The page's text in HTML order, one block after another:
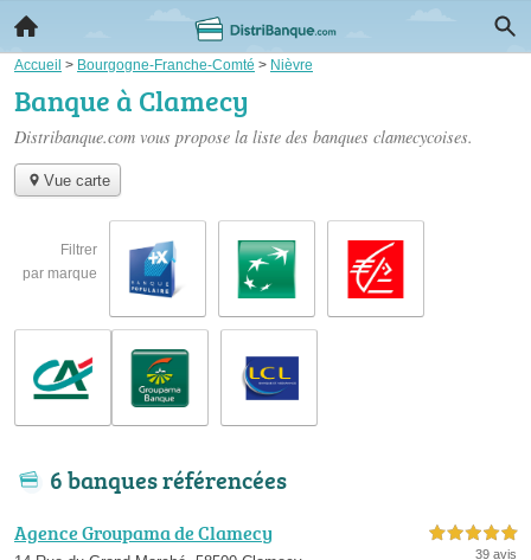
Accueil > Bourgogne-Franche-Comté > Nièvre
Banque à Clamecy
Distribanque.com vous propose la liste des banques clamecycoises.
Vue carte
Filtrer
par marque
6 banques référencées
Agence Groupama de Clamecy 5,0 étoiles sur 5
39 avis